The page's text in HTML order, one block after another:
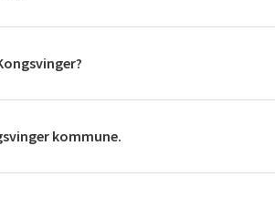
kommune.